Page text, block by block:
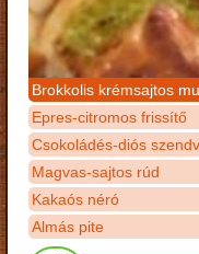
Brokkolis krémsajtos
Epres-citromos frissítő
Csokoládés-diós
Magvas-sajtos rúd
Kakaós néró
Almás pite